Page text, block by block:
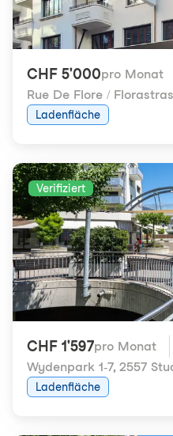
CHF 5'000pro Monat
Rue De Flore /
Ladenfläche
Verifiziert
CHF 1'597pro Monat
Wydenpark 1-7, 2557
Ladenfläche